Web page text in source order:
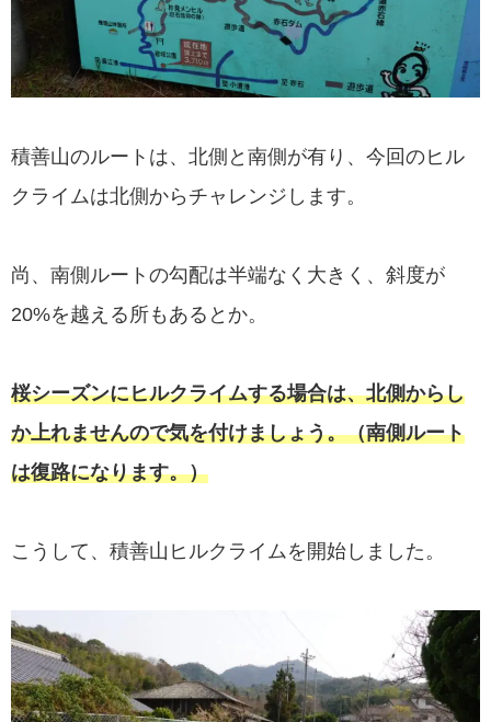
積善山のルートは、北側と南側が有り、今回のヒル
クライムは北側からチャレンジします。
尚、南側ルートの勾配は半端なく大きく、斜度が
20%を越える所もあるとか。
桜シーズンにヒルクライムする場合は、北側からし
か上れませんので気を付けましょう。（南側ルート
は復路になります。）
こうして、積善山ヒルクライムを開始しました。